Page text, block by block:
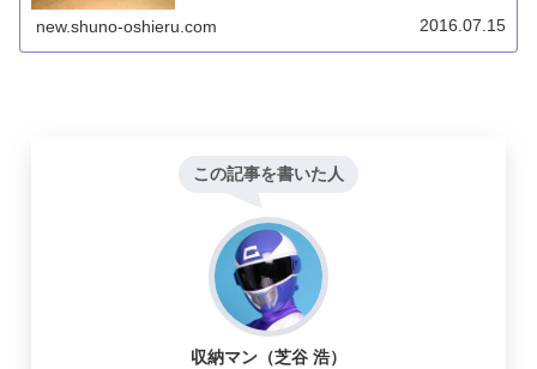
に頻度を高くグリスアップするとホコリを寄せ付ける可能
性があるのだとか。
new.shuno-oshieru.com 2016.07.15
この記事を書いた人
収納マン（芝谷 浩）